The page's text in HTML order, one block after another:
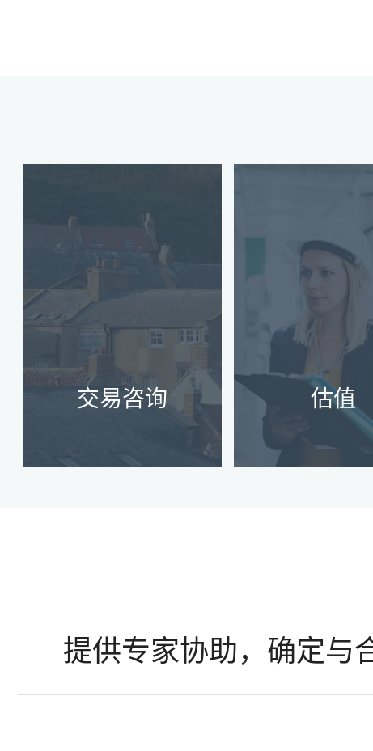
交易咨询 估值
准确的估值对于做出
有关企业未来的明智
决策至关重要。无论
您是购买、出售、筹
集资金还是进行税务
和合规规划，了解真
了解更多
创办新企业是一
人兴奋的旅程，
伴随着挑战，需
务、管理财务
了解更多
提供专家协助，确定与